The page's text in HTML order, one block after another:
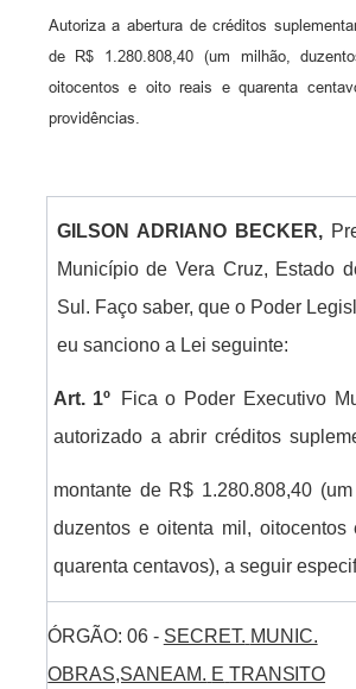
Autoriza a abertura de créditos
de R$ 1.280.808,40 (um milhão,
oitocentos e oito reais e quarenta
providências.
GILSON ADRIANO BECKER,
Município de Vera Cruz, Estado
Sul. Faço saber, que o Poder
eu sanciono a Lei seguinte:
Art. 1º Fica o Poder Executivo
autorizado a abrir créditos
montante de R$ 1.280.808,40 (um
duzentos e oitenta mil, oitocentos
quarenta centavos), a seguir
ÓRGÃO: 06 - SECRET. MUNIC.
OBRAS,SANEAM. E TRANSITO